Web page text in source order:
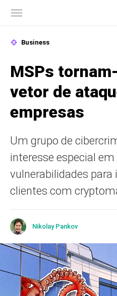
Business
MSPs
vetor de
empresas
Um grupo de
interesse especial
vulnerabilidades para
clientes com
Nikolay Pankov